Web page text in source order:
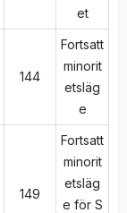
et
144
Fortsatt
minorit
etsläg
e
149
Fortsatt
minorit
etsläg
e för S